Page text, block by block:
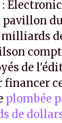
pavillon
milliards
de
plombée
de